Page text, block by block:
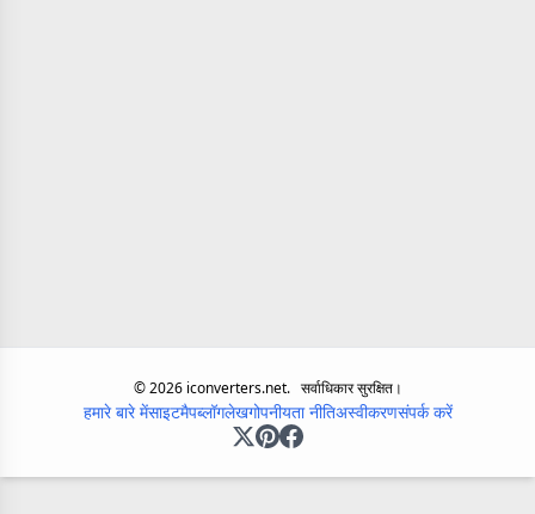
©2026iconverters.net. सर्वाधिकार सुरक्षित।
हमारे बारे मेंसाइटमैपब्लॉगलेखगोपनीयता नीतिअस्वीकरणसंपर्क करें